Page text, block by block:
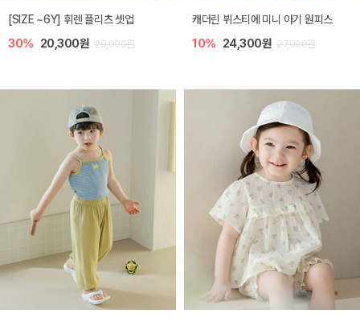
[SIZE ~6Y] 휘렌 플리츠 셋업
30% 20,300원 29,000원
캐더린 뷔스티에 미니 아기 원피스
10% 24,300원 27,000원